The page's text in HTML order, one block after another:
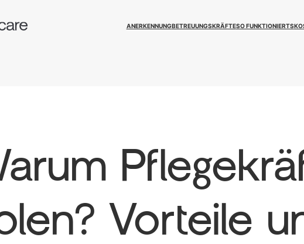
ANERKENNUNGBETREUUNGSKRÄFTESO FUNKTIONIERTS
Vorteile